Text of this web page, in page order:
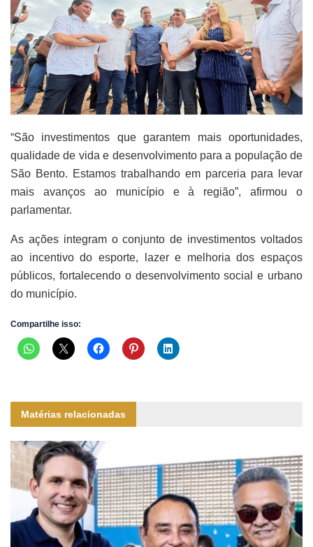
“São investimentos que garantem mais oportunidades,
qualidade de vida e desenvolvimento para a população de
São Bento. Estamos trabalhando em parceria para levar
mais avanços ao município e à região”, afirmou o
parlamentar.
As ações integram o conjunto de investimentos voltados
ao incentivo do esporte, lazer e melhoria dos espaços
públicos, fortalecendo o desenvolvimento social e urbano
do município.
Compartilhe isso:
Matérias relacionadas